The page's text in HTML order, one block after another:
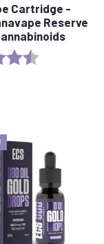
Cartridge -
Reserve